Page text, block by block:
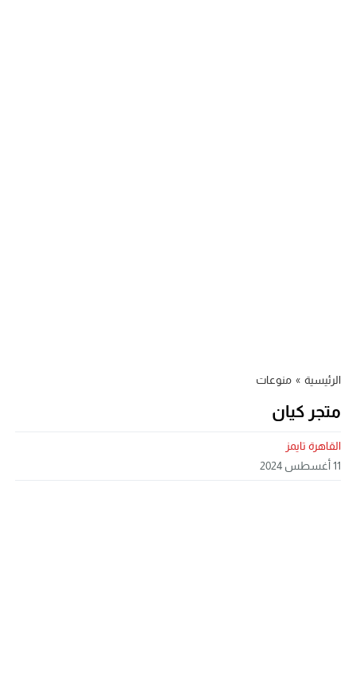
الرئيسية » منوعات
متجر كيان
القاهرة تايمز
11 أغسطس 2024